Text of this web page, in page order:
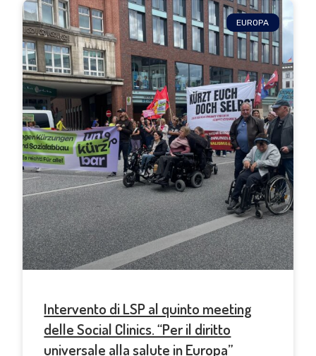
EUROPA
Intervento di LSP al quinto meeting
delle Social Clinics. “Per il diritto
universale alla salute in Europa”